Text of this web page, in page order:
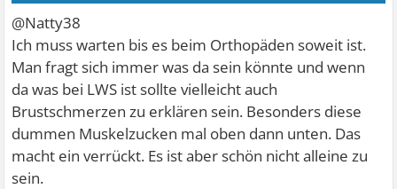
@Natty38
Ich muss warten bis es beim Orthopäden soweit ist.
Man fragt sich immer was da sein könnte und wenn
da was bei LWS ist sollte vielleicht auch
Brustschmerzen zu erklären sein. Besonders diese
dummen Muskelzucken mal oben dann unten. Das
macht ein verrückt. Es ist aber schön nicht alleine zu
sein.